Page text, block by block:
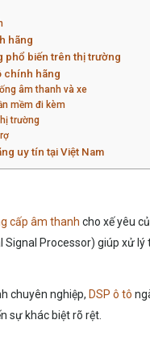
hãng
phổ biến trên thị trường
chính hãng
âm thanh và xe
mềm đi kèm
trường
uy tín tại Việt Nam
cấp âm thanh cho xế yêu
Signal Processor) giúp xử
chuyên nghiệp, DSP ô tô
sự khác biệt rõ rệt.